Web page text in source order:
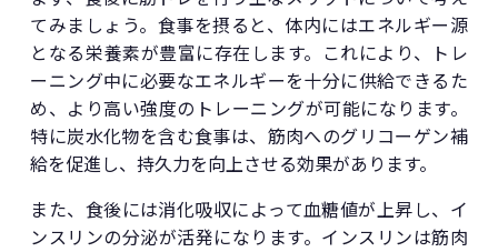
てみましょう。食事を摂ると、体内にはエネルギー源
となる栄養素が豊富に存在します。これにより、トレ
ーニング中に必要なエネルギーを十分に供給できるた
め、より高い強度のトレーニングが可能になります。
特に炭水化物を含む食事は、筋肉へのグリコーゲン補
給を促進し、持久力を向上させる効果があります。
また、食後には消化吸収によって血糖値が上昇し、イ
ンスリンの分泌が活発になります。インスリンは筋肉